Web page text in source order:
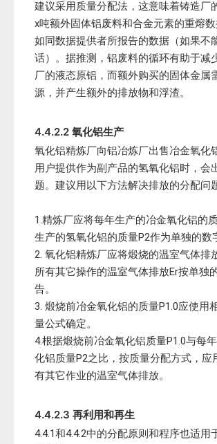
建议采用质量分配法，这意味着铸造厂
x吨额外固体铝废料和合金元素的重熔数
如同数据提供者所报告的数据（如果不
话）。据推测，铝废料的循环有助于减
厂的液态原铝，而额外购买的固体金属
源，并产生额外的排放物和浮渣。
4.4.2.2 氧化铝生产
氧化铝精炼厂向铝冶炼厂出售冶金氧化
用户提供作为副产品的氢氧化铝时，会
题。建议用以下方法解决排放的分配问
1.精炼厂应将每年生产的冶金氧化铝的
生产的氢氧化铝的质量P2作为单独的数
2. 氧化铝精炼厂应将煅烧的温室气体排
所有其它操作的温室气体排放Er按单独
告。
3. 煅烧前冶金氧化铝的质量P1.0应使用
量公式确定。
4.根据煅烧前冶金氧化铝质量P1.0与每
化铝质量P2之比，按质量分配方式，应
有其它作业的温室气体排放。
4.4.2.3 再利用和再生
4.4.1和4.4.2中的分配原则和程序也适用